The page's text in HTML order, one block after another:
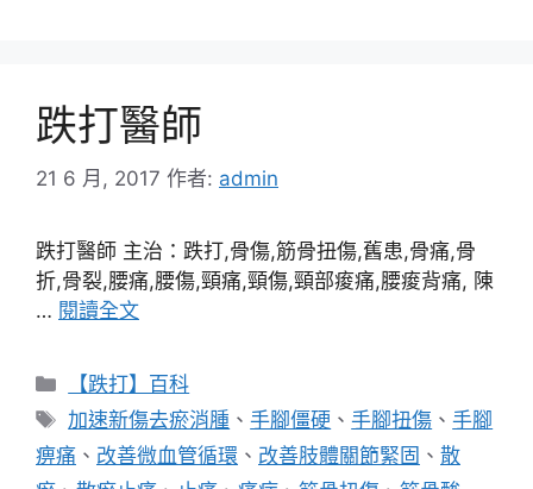
跌打醫師
21 6 月, 2017 作者: admin
跌打醫師 主治：跌打,骨傷,筋骨扭傷,舊患,骨痛,骨
折,骨裂,腰痛,腰傷,頸痛,頸傷,頸部痠痛,腰痠背痛, 陳
… 閱讀全文
分
類
【跌打】百科
標
籤
加速新傷去瘀消腫 、手腳僵硬 、手腳扭傷 、手腳
痹痛 、 改善微血管循環 、 改善肢體關節緊固 、 散